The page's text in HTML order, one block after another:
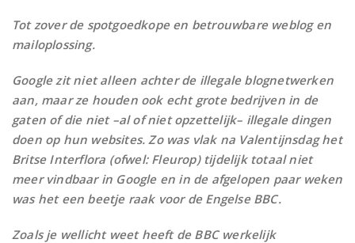
Tot zover de spotgoedkope en betrouwbare weblog en
mailoplossing.
Google zit niet alleen achter de illegale blognetwerken
aan, maar ze houden ook echt grote bedrijven in de
gaten of die niet –al of niet opzettelijk– illegale dingen
doen op hun websites. Zo was vlak na Valentijnsdag het
Britse Interflora (ofwel: Fleurop) tijdelijk totaal niet
meer vindbaar in Google en in de afgelopen paar weken
was het een beetje raak voor de Engelse BBC.
Zoals je wellicht weet heeft de BBC werkelijk